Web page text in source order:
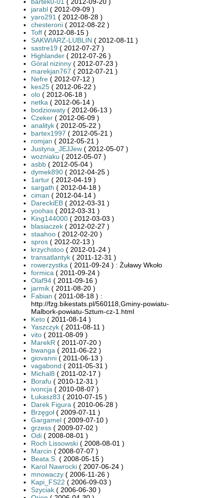
jarabl ( 2012-09-09 )
yaro291 ( 2012-08-28 )
chesteroni ( 2012-08-22 )
Toff ( 2012-08-15 )
SAKWIARZ-LUBLIN ( 2012-08-11 )
sastre19 ( 2012-07-27 )
Highlander ( 2012-07-26 )
Góral nizinny ( 2012-07-23 )
marekjan767 ( 2012-07-21 )
Nefre ( 2012-07-12 )
kes25 ( 2012-06-22 )
olo ( 2012-06-18 )
netka ( 2012-06-14 )
bodziowaty ( 2012-06-13 )
Czeker ( 2012-06-09 )
analityk ( 2012-05-22 )
bartex1997 ( 2012-05-21 )
romjan ( 2012-05-21 )
Justyna_JEJJew ( 2012-05-07 )
wozniaku ( 2012-05-07 )
asbb ( 2012-05-04 )
dymek890 ( 2012-04-25 )
1artur ( 2012-04-19 )
sargath ( 2012-04-18 )
ciman ( 2012-04-14 )
DareckiEB ( 2012-03-31 )
yoohas ( 2012-03-31 )
King144000 ( 2012-03-03 )
blasiaczek ( 2012-02-27 )
staahoo ( 2012-02-20 )
spros ( 2012-02-13 )
krzychstoo ( 2012-01-24 )
transatlantyk ( 2011-12-31 )
rowerzystka ( 2011-09-24 ) : Żuławy Wkoło
formica ( 2011-09-24 )
Olaf94 ( 2011-09-16 )
jarmik ( 2011-08-20 )
Fabian ( 2011-08-18 ) :
http://fzg.bikestats.pl/560118,Gminy-powiatu-
Malbork-powiatu-Sztum-cz-1.html
Keto ( 2011-08-14 )
Yaszczyk ( 2011-08-11 )
vito ( 2011-08-09 )
MarekR ( 2011-07-20 )
bwanga ( 2011-06-22 )
giovanni ( 2011-06-13 )
vagabond ( 2011-05-31 )
Michal8 ( 2011-02-17 )
Borafu ( 2010-12-31 )
ivoncja ( 2010-08-07 )
Łukasz83 ( 2010-07-15 )
Darek Figura ( 2010-06-28 )
Brzęgoł ( 2009-07-11 )
Gargamel ( 2009-07-10 )
grzess ( 2009-07-02 )
Odi ( 2008-08-01 )
Roch Lissowski ( 2008-08-01 )
Marcin ( 2008-07-07 )
Beata.S. ( 2008-05-15 )
Karol Nawrocki ( 2007-06-24 )
mnowaczy ( 2006-11-26 )
Kapi_FS22 ( 2006-09-03 )
Szyciak ( 2006-06-30 )